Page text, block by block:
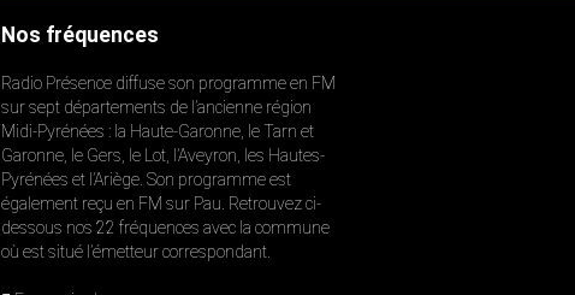
Nos fréquences
Radio Présence diffuse son programme en FM
sur sept départements de l’ancienne région
Midi-Pyrénées : la Haute-Garonne, le Tarn et
Garonne, le Gers, le Lot, l’Aveyron, les Hautes-
Pyrénées et l’Ariège. Son programme est
également reçu en FM sur Pau. Retrouvez ci-
dessous nos 22 fréquences avec la commune
où est situé l’émetteur correspondant.